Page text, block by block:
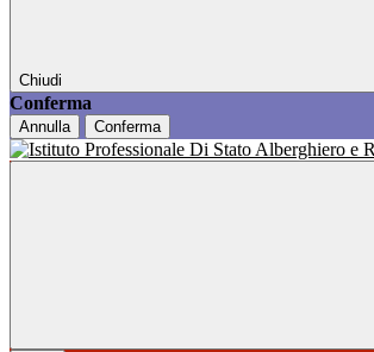
Chiudi
Conferma
Annulla Conferma